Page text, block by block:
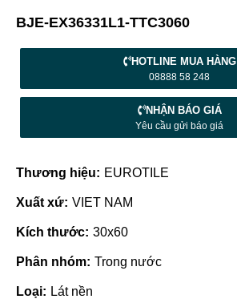
BJE-EX36331L1-TTC3060
HOTLINE MUA HÀNG
08888 58 248
NHẬN BÁO GIÁ
Yêu cầu gửi báo giá
Thương hiệu: EUROTILE
Xuất xứ: VIET NAM
Kích thước: 30x60
Phân nhóm: Trong nước
Loại: Lát nền